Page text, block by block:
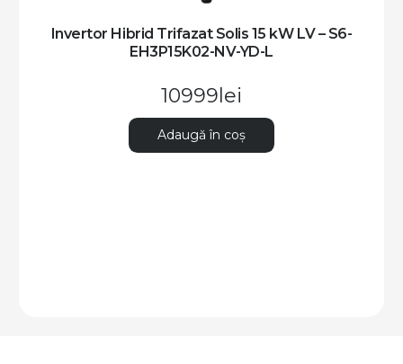
Invertor Hibrid Trifazat Solis 15 kW LV – S6-
EH3P15K02-NV-YD-L
10999 lei
Adaugă în coș